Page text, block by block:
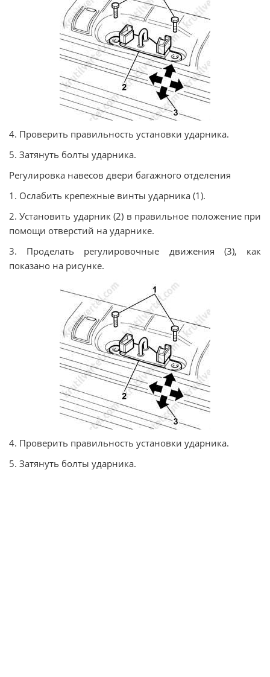
4. Проверить правильность установки ударника.
5. Затянуть болты ударника.
Регулировка навесов двери багажного отделения
1. Ослабить крепежные винты ударника (1).
2. Установить ударник (2) в правильное положение при
помощи отверстий на ударнике.
3. Проделать регулировочные движения (3), как
показано на рисунке.
4. Проверить правильность установки ударника.
5. Затянуть болты ударника.